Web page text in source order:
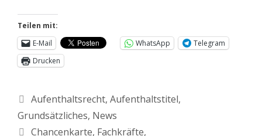
Teilen mit:
E-Mail
WhatsApp
Telegram
Drucken
Aufenthaltsrecht, Aufenthaltstitel,
Grundsätzliches, News
Chancenkarte, Fachkräfte,